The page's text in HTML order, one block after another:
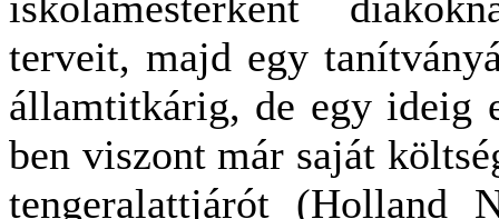
terveit, majd egy
államtitkárig, de egy ideig
ben viszont már saját
tengeralattjárót (Holland